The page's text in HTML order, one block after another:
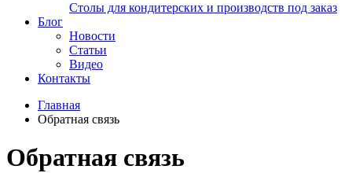
Cтолы для кондитерских и производств под заказ
Блог
Новости
Статьи
Видео
Контакты
Главная
Обратная связь
Обратная связь